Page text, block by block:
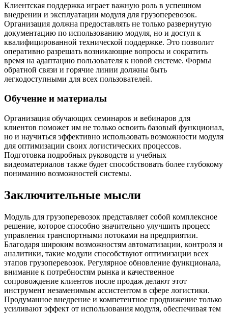
Клиентская поддержка играет важную роль в успешном
внедрении и эксплуатации модуля для грузоперевозок.
Организация должна предоставлять не только развернутую
документацию по использованию модуля, но и доступ к
квалифицированной технической поддержке. Это позволит
оперативно разрешать возникающие вопросы и сократить
время на адаптацию пользователя к новой системе. Формы
обратной связи и горячие линии должны быть
легкодоступными для всех пользователей.
Обучение и материалы
Организация обучающих семинаров и вебинаров для
клиентов поможет им не только освоить базовый функционал,
но и научиться эффективно использовать возможности модуля
для оптимизации своих логистических процессов.
Подготовка подробных руководств и учебных
видеоматериалов также будет способствовать более глубокому
пониманию возможностей системы.
Заключительные мысли
Модуль для грузоперевозок представляет собой комплексное
решение, которое способно значительно улучшить процесс
управления транспортными потоками на предприятии.
Благодаря широким возможностям автоматизации, контроля и
аналитики, такие модули способствуют оптимизации всех
этапов грузоперевозок. Регулярное обновление функционала,
внимание к потребностям рынка и качественное
сопровождение клиентов после продаж делают этот
инструмент незаменимым ассистентом в сфере логистики.
Продуманное внедрение и компетентное продвижение только
усиливают эффект от использования модуля, обеспечивая тем